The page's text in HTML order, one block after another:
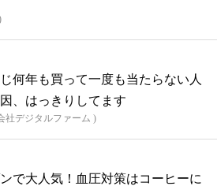
じ何年も買って一度も当たらない人
、はっきりしてます
社デジタルファーム )
で大人気！血圧対策はコーヒーに